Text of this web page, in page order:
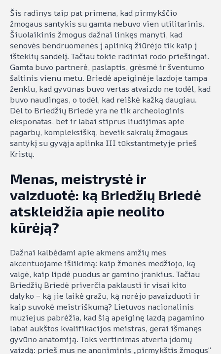
Šis radinys taip pat primena, kad pirmykščio
žmogaus santykis su gamta nebuvo vien utilitarinis.
Šiuolaikinis žmogus dažnai linkęs manyti, kad
senovės bendruomenės į aplinką žiūrėjo tik kaip į
išteklių sandėlį. Tačiau tokie radiniai rodo priešingai.
Gamta buvo partnerė, paslaptis, grėsmė ir šventumo
šaltinis vienu metu. Briedė apeiginėje lazdoje tampa
ženklu, kad gyvūnas buvo vertas atvaizdo ne todėl, kad
buvo naudingas, o todėl, kad reiškė kažką daugiau.
Dėl to Briedžių Briedė yra ne tik archeologinis
eksponatas, bet ir labai stiprus liudijimas apie
pagarbų, kompleksišką, beveik sakralų žmogaus
santykį su gyvąja aplinka III tūkstantmetyje prieš
Kristų.
Menas, meistrystė ir
vaizduotė: ką Briedžių Briedė
atskleidžia apie neolito
kūrėją?
Dažnai kalbėdami apie akmens amžių mes
akcentuojame išlikimą: kaip žmonės medžiojo, ką
valgė, kaip lipdė puodus ar gamino įrankius. Tačiau
Briedžių Briedė priverčia paklausti ir visai kito
dalyko – ką jie laikė gražu, ką norėjo pavaizduoti ir
kaip suvokė meistriškumą? Lietuvos nacionalinis
muziejus pabrėžia, kad šią apeiginę lazdą pagamino
labai aukštos kvalifikacijos meistras, gerai išmanęs
gyvūno anatomiją. Toks vertinimas atveria įdomų
vaizdą: prieš mus ne anoniminis „pirmykštis žmogus“